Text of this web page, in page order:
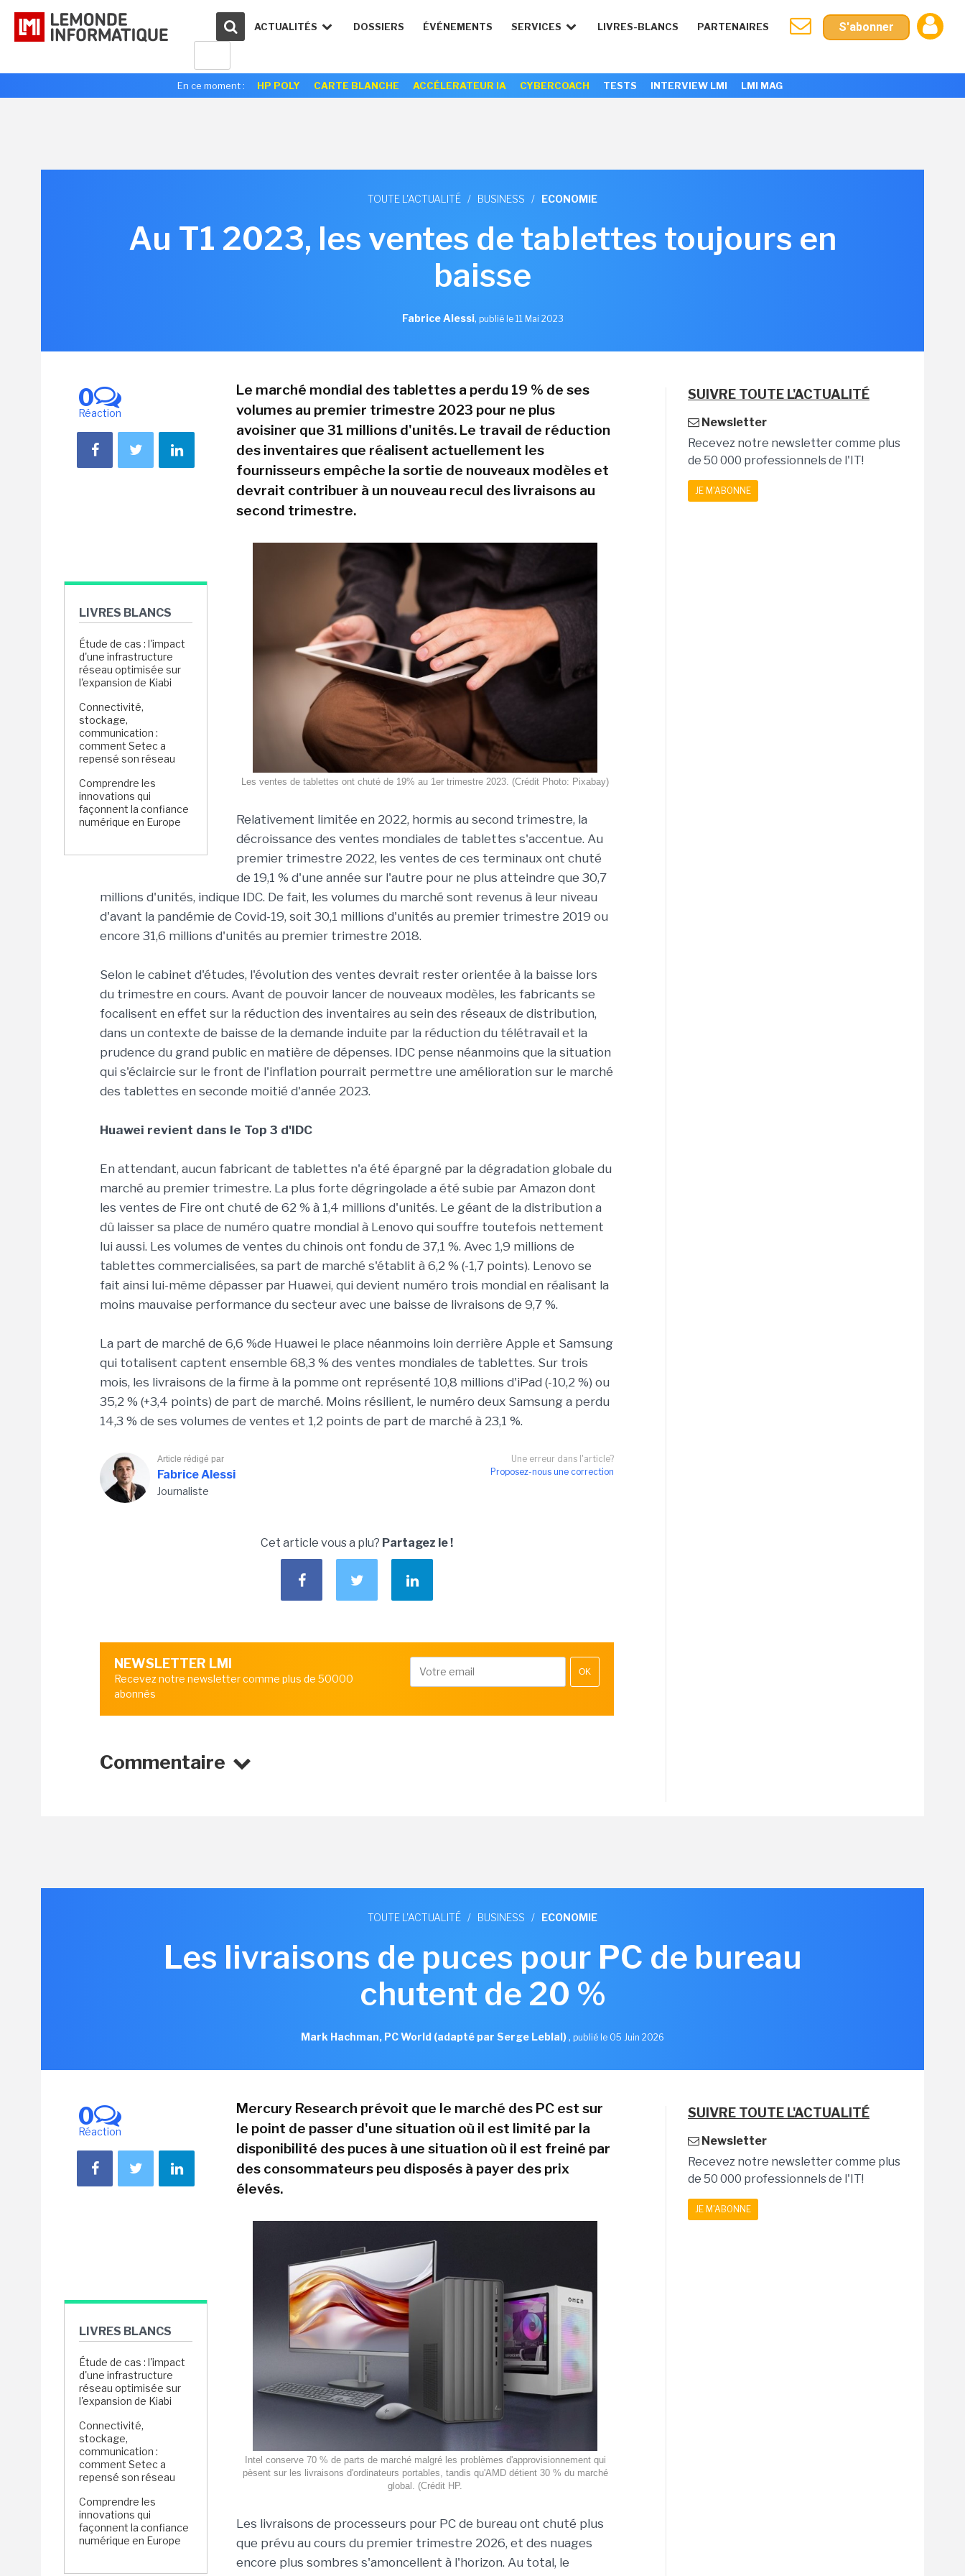
ACTUALITÉS DOSSIERS ÉVÉNEMENTS SERVICES LIVRES-BLANCS PARTENAIRES S'abonner
En ce moment : HP POLY CARTE BLANCHE ACCÉLERATEUR IA CYBERCOACH TESTS INTERVIEW LMI LMI MAG
TOUTE L'ACTUALITÉ / BUSINESS / ECONOMIE
Au T1 2023, les ventes de tablettes toujours en
baisse
Fabrice Alessi, publié le 11 Mai 2023
0
Réaction
LIVRES BLANCS
Étude de cas : l'impact
d'une infrastructure
réseau optimisée sur
l'expansion de Kiabi
Connectivité,
stockage,
communication :
comment Setec a
repensé son réseau
Comprendre les
innovations qui
façonnent la confiance
numérique en Europe
Le marché mondial des tablettes a perdu 19 % de ses
volumes au premier trimestre 2023 pour ne plus
avoisiner que 31 millions d'unités. Le travail de réduction
des inventaires que réalisent actuellement les
fournisseurs empêche la sortie de nouveaux modèles et
devrait contribuer à un nouveau recul des livraisons au
second trimestre.
Les ventes de tablettes ont chuté de 19% au 1er trimestre 2023. (Crédit Photo: Pixabay)
Relativement limitée en 2022, hormis au second trimestre, la
décroissance des ventes mondiales de tablettes s'accentue. Au
premier trimestre 2022, les ventes de ces terminaux ont chuté
de 19,1 % d'une année sur l'autre pour ne plus atteindre que 30,7
millions d'unités, indique IDC. De fait, les volumes du marché sont revenus à leur niveau
d'avant la pandémie de Covid-19, soit 30,1 millions d'unités au premier trimestre 2019 ou
encore 31,6 millions d'unités au premier trimestre 2018.
Selon le cabinet d'études, l'évolution des ventes devrait rester orientée à la baisse lors
du trimestre en cours. Avant de pouvoir lancer de nouveaux modèles, les fabricants se
focalisent en effet sur la réduction des inventaires au sein des réseaux de distribution,
dans un contexte de baisse de la demande induite par la réduction du télétravail et la
prudence du grand public en matière de dépenses. IDC pense néanmoins que la situation
qui s'éclaircie sur le front de l'inflation pourrait permettre une amélioration sur le marché
des tablettes en seconde moitié d'année 2023.
Huawei revient dans le Top 3 d'IDC
En attendant, aucun fabricant de tablettes n'a été épargné par la dégradation globale du
marché au premier trimestre. La plus forte dégringolade a été subie par Amazon dont
les ventes de Fire ont chuté de 62 % à 1,4 millions d'unités. Le géant de la distribution a
dû laisser sa place de numéro quatre mondial à Lenovo qui souffre toutefois nettement
lui aussi. Les volumes de ventes du chinois ont fondu de 37,1 %. Avec 1,9 millions de
tablettes commercialisées, sa part de marché s'établit à 6,2 % (-1,7 points). Lenovo se
fait ainsi lui-même dépasser par Huawei, qui devient numéro trois mondial en réalisant la
moins mauvaise performance du secteur avec une baisse de livraisons de 9,7 %.
La part de marché de 6,6 %de Huawei le place néanmoins loin derrière Apple et Samsung
qui totalisent captent ensemble 68,3 % des ventes mondiales de tablettes. Sur trois
mois, les livraisons de la firme à la pomme ont représenté 10,8 millions d'iPad (-10,2 %) ou
35,2 % (+3,4 points) de part de marché. Moins résilient, le numéro deux Samsung a perdu
14,3 % de ses volumes de ventes et 1,2 points de part de marché à 23,1 %.
Une erreur dans l'article?
Proposez-nous une correction
Article rédigé par
Fabrice Alessi
Journaliste
Cet article vous a plu? Partagez le !
NEWSLETTER LMI
Recevez notre newsletter comme plus de 50000
abonnés
OK
Commentaire
SUIVRE TOUTE L'ACTUALITÉ
Newsletter
Recevez notre newsletter comme plus
de 50 000 professionnels de l'IT!
JE M'ABONNE
TOUTE L'ACTUALITÉ / BUSINESS / ECONOMIE
Les livraisons de puces pour PC de bureau
chutent de 20 %
Mark Hachman, PC World (adapté par Serge Leblal), publié le 05 Juin 2026
0
Réaction
LIVRES BLANCS
Étude de cas : l'impact
d'une infrastructure
réseau optimisée sur
l'expansion de Kiabi
Connectivité,
stockage,
communication :
comment Setec a
repensé son réseau
Comprendre les
innovations qui
façonnent la confiance
numérique en Europe
Mercury Research prévoit que le marché des PC est sur
le point de passer d'une situation où il est limité par la
disponibilité des puces à une situation où il est freiné par
des consommateurs peu disposés à payer des prix
élevés.
Intel conserve 70 % de parts de marché malgré les problèmes d'approvisionnement qui
pèsent sur les livraisons d'ordinateurs portables, tandis qu'AMD détient 30 % du marché
global. (Crédit HP.
Les livraisons de processeurs pour PC de bureau ont chuté plus
que prévu au cours du premier trimestre 2026, et des nuages
encore plus sombres s'amoncellent à l'horizon. Au total, le
SUIVRE TOUTE L'ACTUALITÉ
Newsletter
Recevez notre newsletter comme plus
de 50 000 professionnels de l'IT!
JE M'ABONNE